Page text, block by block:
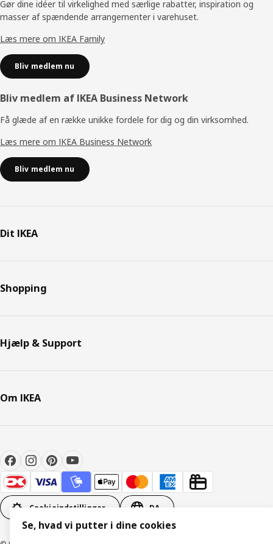
Gør dine idéer til virkelighed med særlige rabatter, inspiration og
masser af spændende arrangementer i varehuset.
Læs mere om IKEA Family
Bliv medlem nu
Bliv medlem af IKEA Business Network
Få glæde af en række unikke fordele for dig og din virksomhed.
Læs mere om IKEA Business Network
Bliv medlem nu
Dit IKEA
Shopping
Hjælp & Support
Om IKEA
Cookieindstillinger DA
Se, hvad vi putter i dine cookies